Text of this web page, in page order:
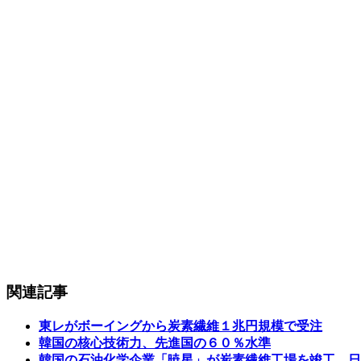
関連記事
東レがボーイングから炭素繊維１兆円規模で受注
韓国の核心技術力、先進国の６０％水準